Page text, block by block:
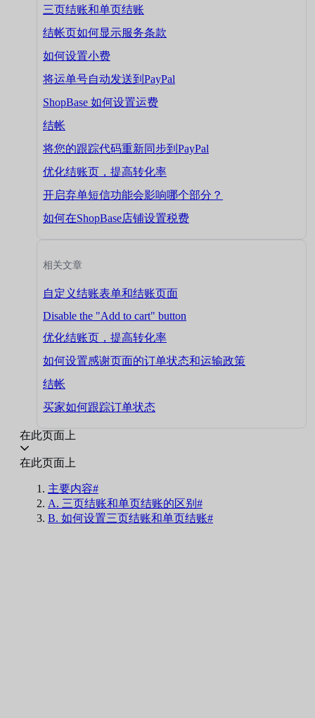
三页结账和单页结账
结帐页如何显示服务条款
如何设置小费
将运单号自动发送到PayPal
ShopBase 如何设置运费
结帐
将您的跟踪代码重新同步到PayPal
优化结账页，提高转化率
开启弃单短信功能会影响哪个部分？
如何在ShopBase店铺设置税费
相关文章
自定义结账表单和结账页面
Disable the "Add to cart" button
优化结账页，提高转化率
如何设置感谢页面的订单状态和运输政策
结帐
买家如何跟踪订单状态
在此页面上
在此页面上
主要内容#
A. 三页结账和单页结账的区别#
B. 如何设置三页结账和单页结账#